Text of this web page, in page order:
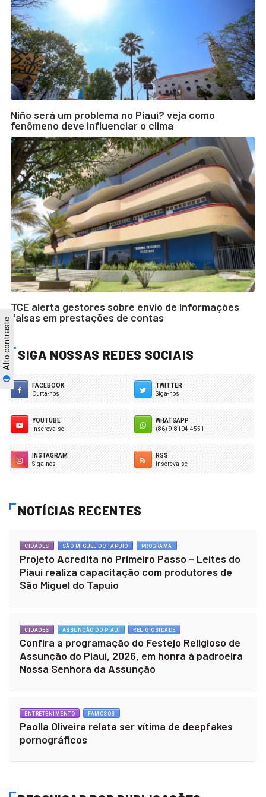
Alto contraste
Niño será um problema no Piauí? veja como
fenômeno deve influenciar o clima
TCE alerta gestores sobre envio de informações
falsas em prestações de contas
SIGA NOSSAS REDES SOCIAIS
FACEBOOK
Curta-nos
TWITTER
Siga-nos
YOUTUBE
Inscreva-se
WHATSAPP
(86) 9.8104-4551
INSTAGRAM
Siga-nos
RSS
Inscreva-se
NOTÍCIAS RECENTES
CIDADES SÃO MIGUEL DO TAPUIO PROGRAMA
Projeto Acredita no Primeiro Passo – Leites do
Piauí realiza capacitação com produtores de
São Miguel do Tapuio
CIDADES ASSUNÇÃO DO PIAUÍ RELIGIOSIDADE
Confira a programação do Festejo Religioso de
Assunção do Piauí, 2026, em honra à padroeira
Nossa Senhora da Assunção
ENTRETENIMENTO FAMOSOS
Paolla Oliveira relata ser vítima de deepfakes
pornográficos